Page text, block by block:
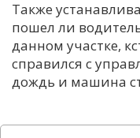
Также
пошел ли
данном участке,
справился с
дождь и машина